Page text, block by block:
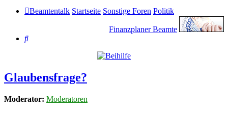
Beamtentalk Startseite Sonstige Foren Politik
Finanzplaner Beamte
Suche
Glaubensfrage?
Moderator: Moderatoren